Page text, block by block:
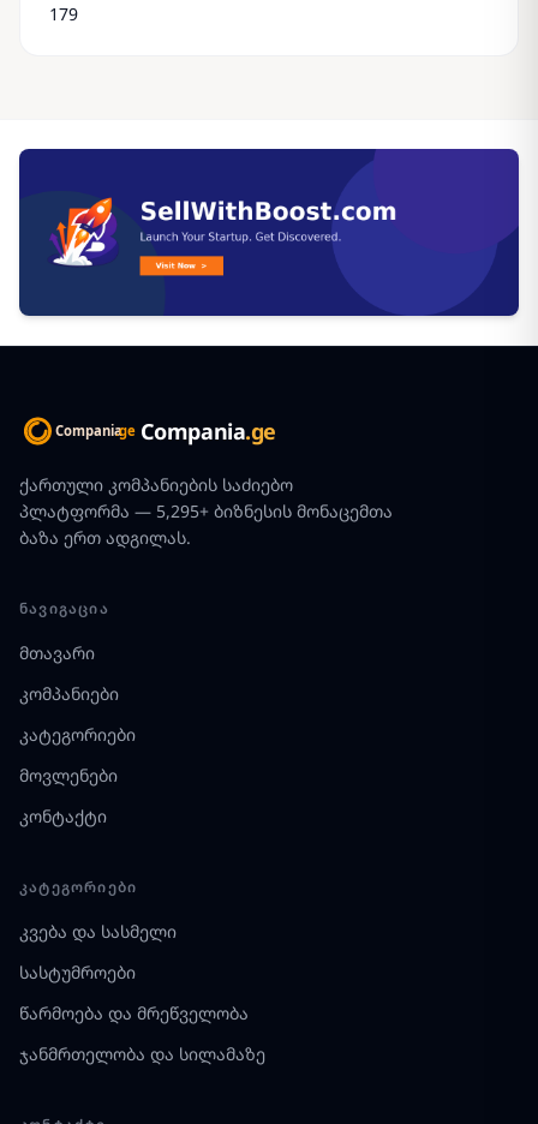
179
Compania.ge
ქართული კომპანიების საძიებო
პლატფორმა — 5,295+ ბიზნესის მონაცემთა
ბაზა ერთ ადგილას.
ᲜᲐᲕᲘᲒᲐᲪᲘᲐ
მთავარი
კომპანიები
კატეგორიები
მოვლენები
კონტაქტი
ᲙᲐᲢᲔᲒᲝᲠᲘᲔᲑᲘ
კვება და სასმელი
სასტუმროები
წარმოება და მრეწველობა
ჯანმრთელობა და სილამაზე